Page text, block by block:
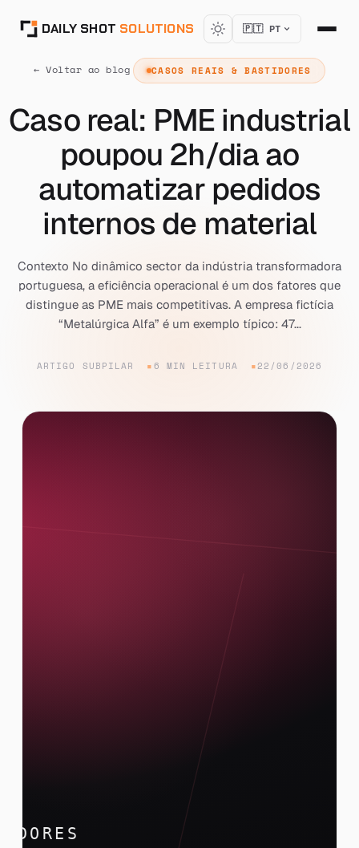
DAILY SHOT SOLUTIONS 🇵🇹 PT
← Voltar ao blog CASOS REAIS & BASTIDORES
Caso real: PME industrial
poupou 2h/dia ao
automatizar pedidos
internos de material
Contexto No dinâmico sector da indústria transformadora
portuguesa, a eficiência operacional é um dos fatores que
distingue as PME mais competitivas. A empresa fictícia
“Metalúrgica Alfa” é um exemplo típico: 47...
ARTIGO SUBPILAR 6 MIN LEITURA 22/06/2026